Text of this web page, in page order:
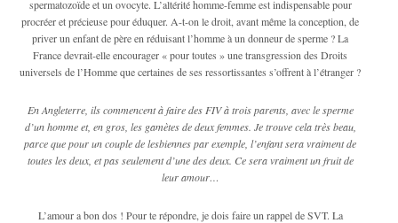
spermatozoïde et un ovocyte. L’altérité homme-femme est indispensable pour
procréer et précieuse pour éduquer. A-t-on le droit, avant même la conception, de
priver un enfant de père en réduisant l’homme à un donneur de sperme ? La
France devrait-elle encourager « pour toutes » une transgression des Droits
universels de l’Homme que certaines de ses ressortissantes s’offrent à l’étranger ?
En Angleterre, ils commencent à faire des FIV à trois parents, avec le sperme
d’un homme et, en gros, les gamètes de deux femmes. Je trouve cela très beau,
parce que pour un couple de lesbiennes par exemple, l’enfant sera vraiment de
toutes les deux, et pas seulement d’une des deux. Ce sera vraiment un fruit de
leur amour…
L’amour a bon dos ! Pour te répondre, je dois faire un rappel de SVT. La